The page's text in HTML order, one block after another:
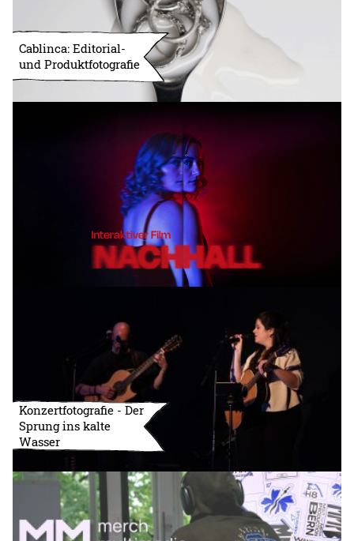
Cablinca: Editorial-
und Produktfotografie
Konzertfotografie - Der
Sprung ins kalte
Wasser